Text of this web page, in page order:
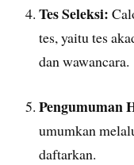
Tes Seleksi:
tes, yaitu tes
dan wawancara.
Pengumuman
umumkan
daftarkan.